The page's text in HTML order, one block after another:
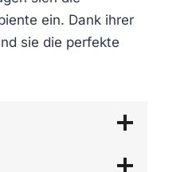
ein. Dank ihrer
sie die perfekte